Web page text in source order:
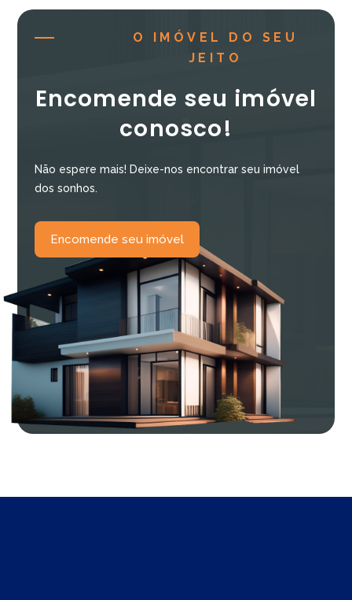
O IMÓVEL DO SEU
JEITO
Encomende seu imóvel
conosco!
Não espere mais! Deixe-nos encontrar seu imóvel
dos sonhos.
Encomende seu imóvel